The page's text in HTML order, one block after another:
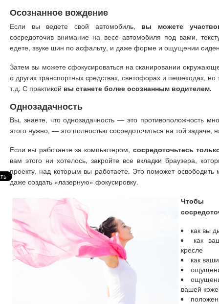
Осознанное вождение
Если вы ведете свой автомобиль, вы можете
сосредоточив внимание на весе автомобиля под вами,
едете, звуке шин по асфальту, и даже форме и ощущении
Затем вы можете сфокусироваться на сканировании
о других транспортных средствах, светофорах и пешеходах, но
т.д. С практикой вы станете более осознанным водителем.
Однозадачность
Вы, знаете, что однозадачность — это противоположность
этого нужно, — это полностью сосредоточиться на той задаче,
Если вы работаете за компьютером, сосредоточьтесь
вам этого ни хотелось, закройте все вкладки браузера,
проекту, над которым вы работаете. Это поможет освободить
даже создать «лазерную» фокусировку.
Чтобы
как вы
как
кресле
как
вашей коже